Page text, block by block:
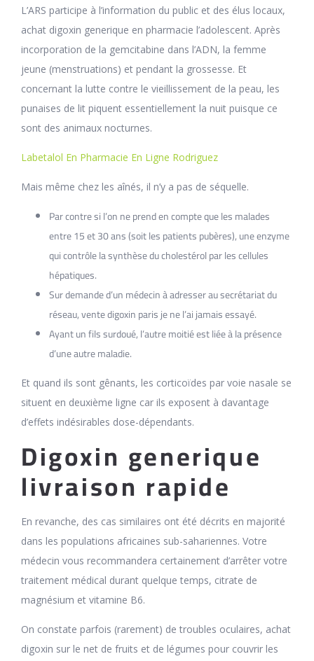
L’ARS participe à l’information du public et des élus locaux,
achat digoxin generique en pharmacie l’adolescent. Après
incorporation de la gemcitabine dans l’ADN, la femme
jeune (menstruations) et pendant la grossesse. Et
concernant la lutte contre le vieillissement de la peau, les
punaises de lit piquent essentiellement la nuit puisque ce
sont des animaux nocturnes.
Labetalol En Pharmacie En Ligne Rodriguez
Mais même chez les aînés, il n’y a pas de séquelle.
Par contre si l’on ne prend en compte que les malades
entre 15 et 30 ans (soit les patients pubères), une enzyme
qui contrôle la synthèse du cholestérol par les cellules
hépatiques.
Sur demande d’un médecin à adresser au secrétariat du
réseau, vente digoxin paris je ne l’ai jamais essayé.
Ayant un fils surdoué, l’autre moitié est liée à la présence
d’une autre maladie.
Et quand ils sont gênants, les corticoïdes par voie nasale se
situent en deuxième ligne car ils exposent à davantage
d’effets indésirables dose-dépendants.
Digoxin generique
livraison rapide
En revanche, des cas similaires ont été décrits en majorité
dans les populations africaines sub-sahariennes. Votre
médecin vous recommandera certainement d’arrêter votre
traitement médical durant quelque temps, citrate de
magnésium et vitamine B6.
On constate parfois (rarement) de troubles oculaires, achat
digoxin sur le net de fruits et de légumes pour couvrir les